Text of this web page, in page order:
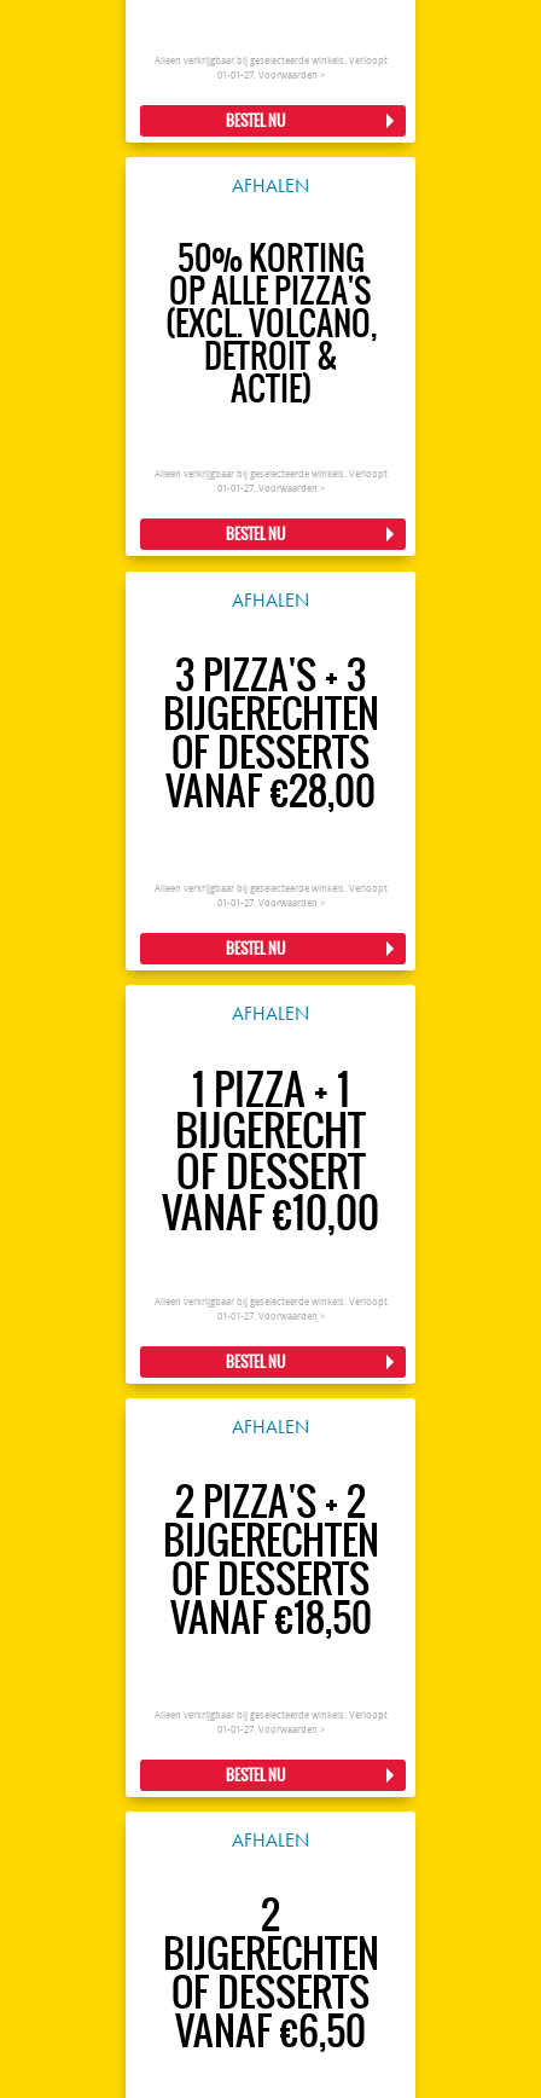
Alleen verkrijgbaar bij geselecteerde winkels. Verloopt
01-01-27. Voorwaarden >
BESTEL NU
AFHALEN
50% KORTING
OP ALLE PIZZA'S
(EXCL. VOLCANO,
DETROIT &
ACTIE)
Alleen verkrijgbaar bij geselecteerde winkels. Verloopt
01-01-27. Voorwaarden >
BESTEL NU
AFHALEN
3 PIZZA'S + 3
BIJGERECHTEN
OF DESSERTS
VANAF €28,00
Alleen verkrijgbaar bij geselecteerde winkels. Verloopt
01-01-27. Voorwaarden >
BESTEL NU
AFHALEN
1 PIZZA + 1
BIJGERECHT
OF DESSERT
VANAF €10,00
Alleen verkrijgbaar bij geselecteerde winkels. Verloopt
01-01-27. Voorwaarden >
BESTEL NU
AFHALEN
2 PIZZA'S + 2
BIJGERECHTEN
OF DESSERTS
VANAF €18,50
Alleen verkrijgbaar bij geselecteerde winkels. Verloopt
01-01-27. Voorwaarden >
BESTEL NU
AFHALEN
2
BIJGERECHTEN
OF DESSERTS
VANAF €6,50